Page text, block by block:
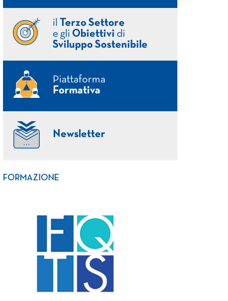
il
Terzo Settore
e gli Obiettivi di
Sviluppo Sostenibile
Piattaforma
Formativa
Newsletter
FORMAZIONE